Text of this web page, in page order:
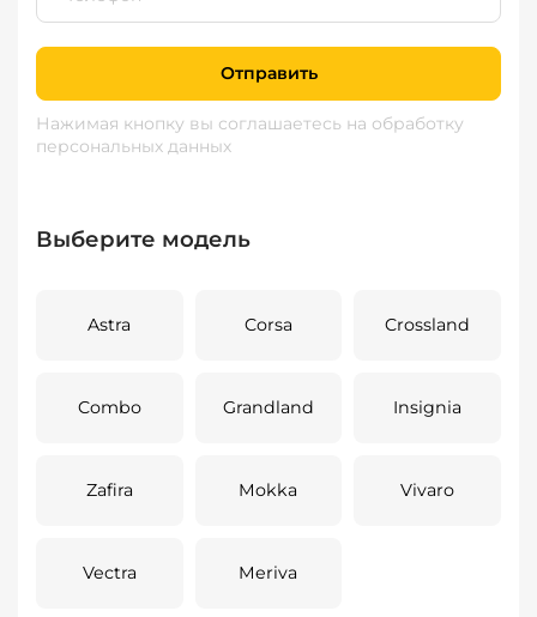
Отправить
Нажимая кнопку вы соглашаетесь на обработку
персональных данных
Выберите модель
Astra Corsa Crossland
Combo Grandland Insignia
Zafira Mokka Vivaro
Vectra Meriva